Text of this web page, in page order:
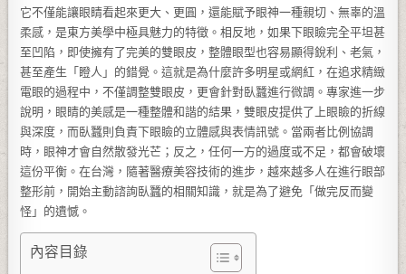
它不僅能讓眼睛看起來更大、更圓，還能賦予眼神一種親切、無辜的溫
柔感，是東方美學中極具魅力的特徵。相反地，如果下眼瞼完全平坦甚
至凹陷，即使擁有了完美的雙眼皮，整體眼型也容易顯得銳利、老氣，
甚至產生「瞪人」的錯覺。這就是為什麼許多明星或網紅，在追求精緻
電眼的過程中，不僅調整雙眼皮，更會針對臥蠶進行微調。專家進一步
說明，眼睛的美感是一種整體和諧的結果，雙眼皮提供了上眼瞼的折線
與深度，而臥蠶則負責下眼瞼的立體感與表情訊號。當兩者比例協調
時，眼神才會自然散發光芒；反之，任何一方的過度或不足，都會破壞
這份平衡。在台灣，隨著醫療美容技術的進步，越來越多人在進行眼部
整形前，開始主動諮詢臥蠶的相關知識，就是為了避免「做完反而變
怪」的遺憾。
內容目錄